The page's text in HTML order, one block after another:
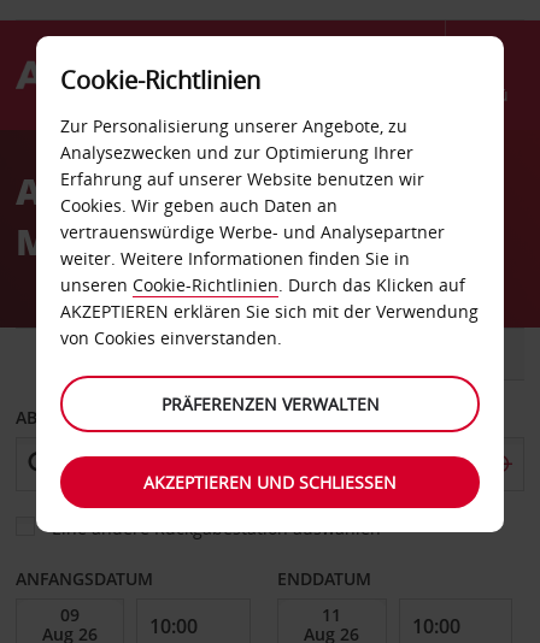
Menü
AvisAutovermietung Issy-les-
Moulineaux
ABHOLEN VON
Eine andere Rückgabestation auswählen
ANFANGSDATUM ENDDATUM
Cookie-Richtlinien
Zur Personalisierung unserer Angebote, zu
Analysezwecken und zur Optimierung Ihrer
Erfahrung auf unserer Website benutzen wir
Cookies. Wir geben auch Daten an
vertrauenswürdige Werbe- und Analysepartner
weiter. Weitere Informationen finden Sie in
unseren Cookie-Richtlinien. Durch das Klicken auf
AKZEPTIEREN erklären Sie sich mit der Verwendung
von Cookies einverstanden.
PRÄFERENZEN VERWALTEN
AKZEPTIEREN UND SCHLIESSEN